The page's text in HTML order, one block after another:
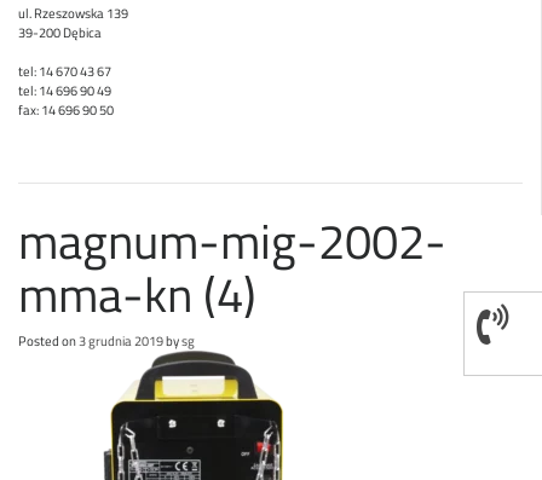
ul. Rzeszowska 139
39-200 Dębica
tel: 14 670 43 67
tel: 14 696 90 49
fax: 14 696 90 50
magnum-mig-2002-
mma-kn (4)
Posted on3 grudnia 2019bysg